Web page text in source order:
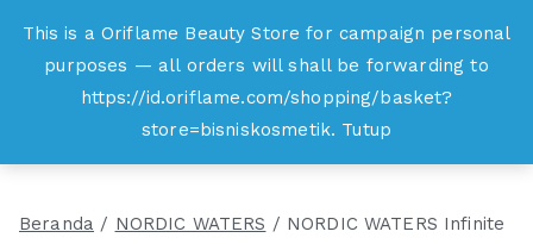
This is a Oriflame Beauty Store for campaign personal
purposes — all orders will shall be forwarding to
https://id.oriflame.com/shopping/basket?
store=bisniskosmetik. Tutup
konten
Oriflame
Belanja Online dan Peluang Usaha Produk
Kecantikan
Beranda / NORDIC WATERS / NORDIC WATERS Infinite